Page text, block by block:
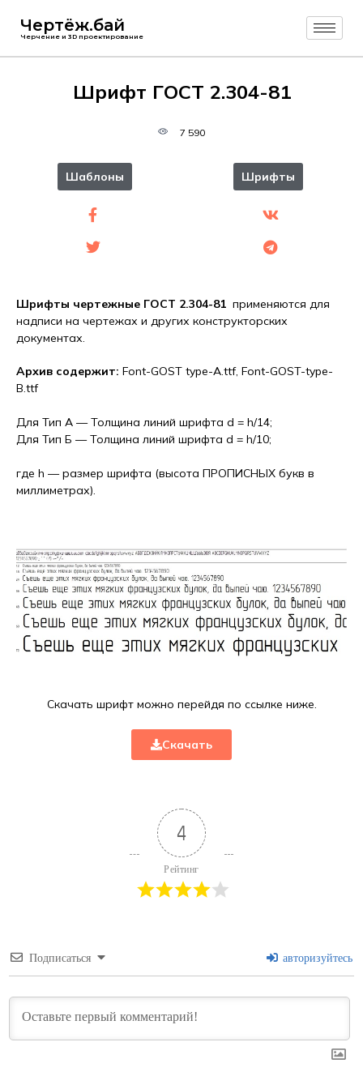
Чертёж.бай
Черчение и 3D проектирование
Шрифт ГОСТ 2.304-81
7 590
Шаблоны Шрифты
Шрифты чертежные ГОСТ 2.304-81 применяются для
надписи на чертежах и других конструкторских
документах.
Архив содержит: Font-GOST type-A.ttf, Font-GOST-type-
B.ttf
Для Тип А — Толщина линий шрифта d = h/14;
Для Тип Б — Толщина линий шрифта d = h/10;
где h — размер шрифта (высота ПРОПИСНЫХ букв в
миллиметрах).
Скачать шрифт можно перейдя по ссылке ниже.
Скачать
4
Рейтинг
Подписаться авторизуйтесь